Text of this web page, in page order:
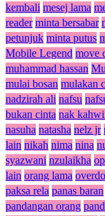
kembali mesej lama
reader minta bersabar
petunjuk minta putus
Mobile Legend move
muhammad hassan
mulai bosan mulakan
nadzirah ali nafsu
bukan cinta nak
nasuha natasha nelz jr
lain nikah nima nina
syazwani nzulaikha
lain orang lama
paksa rela panas baran
pandangan orang